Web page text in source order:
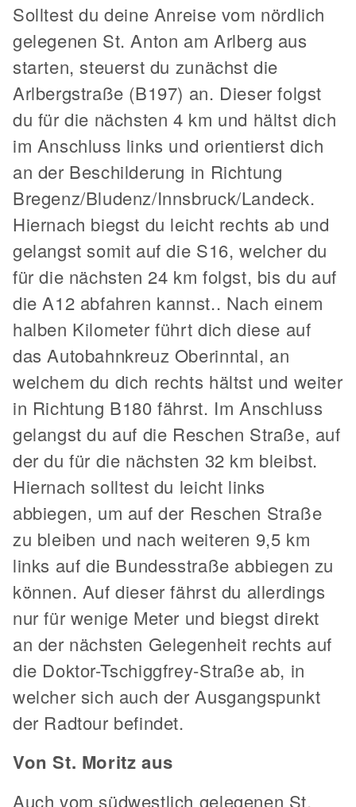
Solltest du deine Anreise vom nördlich
gelegenen St. Anton am Arlberg aus
starten, steuerst du zunächst die
Arlbergstraße (B197) an. Dieser folgst
du für die nächsten 4 km und hältst dich
im Anschluss links und orientierst dich
an der Beschilderung in Richtung
Bregenz/Bludenz/Innsbruck/Landeck.
Hiernach biegst du leicht rechts ab und
gelangst somit auf die S16, welcher du
für die nächsten 24 km folgst, bis du auf
die A12 abfahren kannst.. Nach einem
halben Kilometer führt dich diese auf
das Autobahnkreuz Oberinntal, an
welchem du dich rechts hältst und weiter
in Richtung B180 fährst. Im Anschluss
gelangst du auf die Reschen Straße, auf
der du für die nächsten 32 km bleibst.
Hiernach solltest du leicht links
abbiegen, um auf der Reschen Straße
zu bleiben und nach weiteren 9,5 km
links auf die Bundesstraße abbiegen zu
können. Auf dieser fährst du allerdings
nur für wenige Meter und biegst direkt
an der nächsten Gelegenheit rechts auf
die Doktor-Tschiggfrey-Straße ab, in
welcher sich auch der Ausgangspunkt
der Radtour befindet.
Von St. Moritz aus
Auch vom südwestlich gelegenen St.